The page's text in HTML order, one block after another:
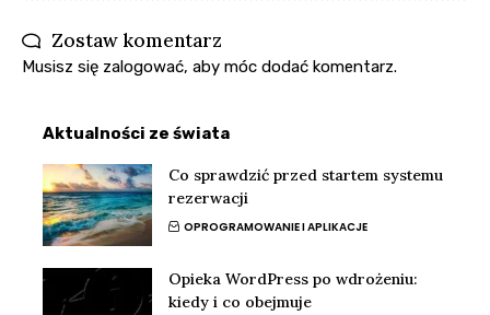
Zostaw komentarz
Musisz się zalogować, aby móc dodać komentarz.
Aktualności ze świata
Co sprawdzić przed startem systemu
rezerwacji
OPROGRAMOWANIE I APLIKACJE
Opieka WordPress po wdrożeniu:
kiedy i co obejmuje